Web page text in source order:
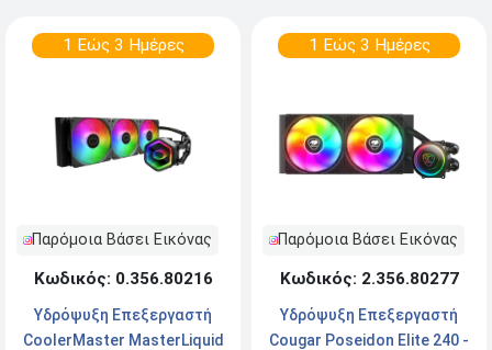
1 Εώς 3 Ημέρες
Παρόμοια Βάσει Εικόνας
Κωδικός: 0.356.80216
Υδρόψυξη Επεξεργαστή
CoolerMaster MasterLiquid
1 Εώς 3 Ημέρες
Παρόμοια Βάσει Εικόνας
Κωδικός: 2.356.80277
Υδρόψυξη Επεξεργαστή
Cougar Poseidon Elite 240 -